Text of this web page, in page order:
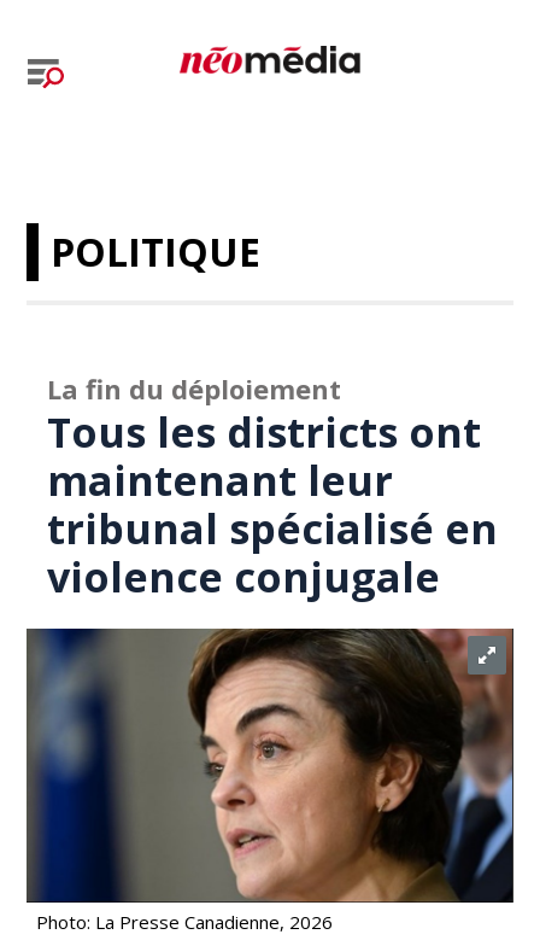
POLITIQUE
La fin du déploiement
Tous les districts ont
maintenant leur
tribunal spécialisé en
violence conjugale
Photo: La Presse Canadienne, 2026